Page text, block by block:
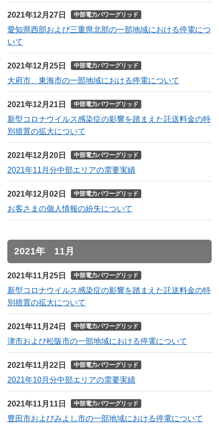
2021年12月27日 中部電力パワーグリッド
愛知県西部および三重県北部の一部地域における停電につ
いて
2021年12月25日 中部電力パワーグリッド
大府市、東海市の一部地域における停電について
2021年12月21日 中部電力パワーグリッド
新型コロナウイルス感染症の影響を踏まえた託送料金の特
別措置の拡大について
2021年12月20日 中部電力パワーグリッド
2021年11月分中部エリアの需要実績
2021年12月02日 中部電力パワーグリッド
お客さまの個人情報の紛失について
2021年 11月
2021年11月25日 中部電力パワーグリッド
新型コロナウイルス感染症の影響を踏まえた託送料金の特
別措置の拡大について
2021年11月24日 中部電力パワーグリッド
津市および松阪市の一部地域における停電について
2021年11月22日 中部電力パワーグリッド
2021年10月分中部エリアの需要実績
2021年11月11日 中部電力パワーグリッド
豊田市およびみよし市の一部地域における停電について